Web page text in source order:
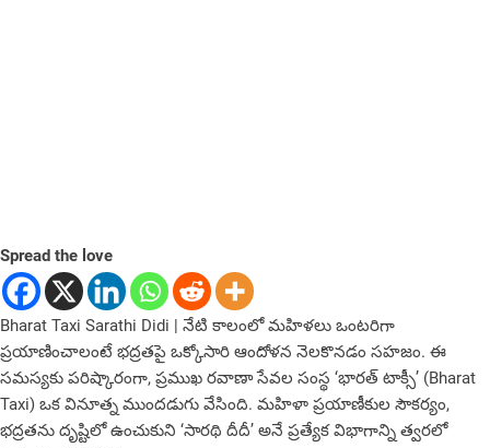
Spread the love
Bharat Taxi Sarathi Didi | నేటి కాలంలో మహిళలు ఒంటరిగా
ప్రయాణించాలంటే భద్రతపై ఒక్కోసారి ఆందోళ‌న నెల‌కొన‌డం స‌హ‌జం. ఈ
సమస్యకు పరిష్కారంగా, ప్రముఖ రవాణా సేవల సంస్థ ‘భారత్ టాక్సీ’ (Bharat
Taxi) ఒక వినూత్న ముందడుగు వేసింది. మహిళా ప్రయాణీకుల సౌకర్యం,
భద్రతను దృష్టిలో ఉంచుకుని ‘సారథి దీదీ’ అనే ప్రత్యేక విభాగాన్ని త్వరలో